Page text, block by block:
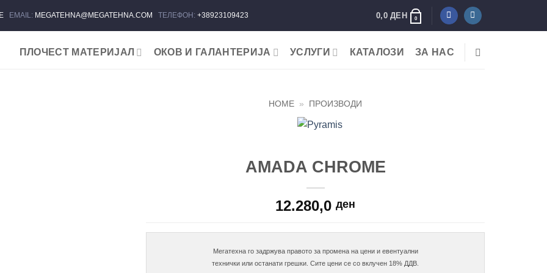
EMAIL: MEGATEHNA@MEGATEHNA.COM ТЕЛЕФОН: +38923109423 0,0ДЕН 0
ПЛОЧЕСТ МАТЕРИЈАЛ ОКОВ И ГАЛАНТЕРИЈА УСЛУГИ КАТАЛОЗИ ЗА НАС
HOME » ПРОИЗВОДИ
AMADA CHROME
12.280,0 ден
Мегатехна го задржува правото за промена на цени и евентуални